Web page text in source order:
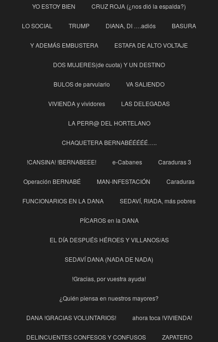
YO ESTOY BIEN CRUZ ROJA (¿nos dió la espalda?)
LO SOCIAL TRUMP DIANA, DI ….adiós BASURA
Y ADEMÁS EMBUSTERA ESTAFA DE ALTO VOLTAJE
DOS MUJERES(de cuota) Y UN DESTINO
BULOS de parvulario VA SALIENDO
VIVIENDA y vividores LAS DELEGADAS
LA PERR@ DEL HORTELANO
CHAQUETERA BERNABÉÉÉÉÉ…..
!CANSINA! !BERNABEEE! e-Cabanes Caraduras 3
Operación BERNABÉ MAN-INFESTACIÓN Caraduras
FUNCIONARIOS EN LA DANA SEDAVÍ, RIADA, más pobres
PÍCAROS en la DANA
EL DÍA DESPUÉS HÉROES Y VILLANOS/AS
SEDAVÍ DANA (NADA DE NADA)
!Gracias, por vuestra ayuda!
¿Quién piensa en nuestros mayores?
DANA !GRACIAS VOLUNTARIOS! ahora toca !VIVIENDA!
DELINCUENTES CONFESOS Y CONFUSOS ZAPATERO